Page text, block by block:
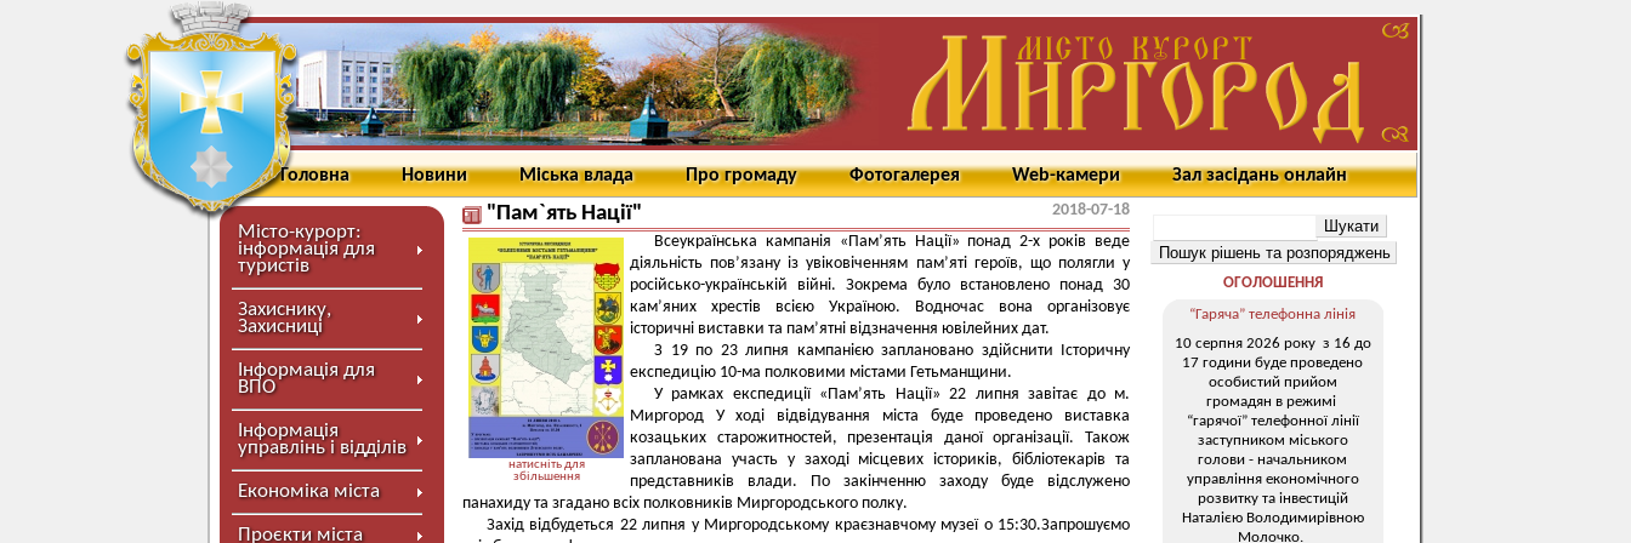
Головна Новини Міська влада Про громаду Фотогалерея Web-камери Зал засідань онлайн
Місто-курорт:
інформація для
туристів
Захиснику,
Захисниці
Інформація для
ВПО
Інформація
управлінь і відділів
Економіка міста
Проєкти міста
"Пам`ять Нації" 2018-07-18
натисніть для
збільшення
Всеукраїнська кампанія «Пам’ять Нації» понад 2-х років веде
діяльність пов’язану із увіковіченням пам’яті героїв, що полягли у
російсько-українській війні. Зокрема було встановлено понад 30
кам’яних хрестів всією Україною. Водночас вона організовує
історичні виставки та пам’ятні відзначення ювілейних дат.
З 19 по 23 липня кампанією заплановано здійснити Історичну
експедицію 10-ма полковими містами Гетьманщини.
У рамках експедиції «Пам’ять Нації» 22 липня завітає до м.
Миргород У ході відвідування міста буде проведено виставка
козацьких старожитностей, презентація даної організації. Також
запланована участь у заході місцевих істориків, бібліотекарів та
представників влади. По закінченню заходу буде відслужено
панахиду та згадано всіх полковників Миргородського полку.
Захід відбудеться 22 липня у Миргородському краєзнавчому музеї о 15:30.Запрошуємо
ОГОЛОШЕННЯ
“Гаряча” телефонна лінія
10 серпня 2026 року з 16 до
17 години буде проведено
особистий прийом
громадян в режимі
“гарячої” телефонної лінії
заступником міського
голови - начальником
управління економічного
розвитку та інвестицій
Наталією Володимирівною
Молочко.